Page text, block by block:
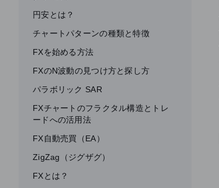
円安とは？
チャートパターンの種類と特徴
FXを始める方法
FXのN波動の見つけ方と探し方
パラボリック SAR
FXチャートのフラクタル構造とトレ
ードへの活用法
FX自動売買（EA）
ZigZag（ジグザグ）
FXとは？